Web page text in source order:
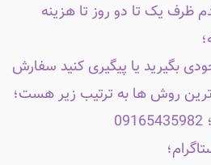
ظرف یک تا دو روز تا هزینه
بگیرید یا پیگیری کنید سفارش
روش ها به ترتیب زیر هست؛